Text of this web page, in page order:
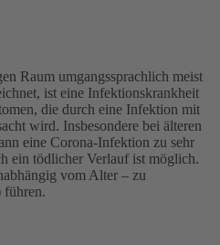
Raum umgangssprachlich meist
ist eine Infektionskrankheit
die durch eine Infektion mit
wird. Insbesondere bei älteren
eine Corona-Infektion zu sehr
ein tödlicher Verlauf ist möglich.
vom Alter – zu
führen.